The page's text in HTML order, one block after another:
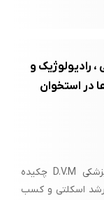
اطراف دندان و یا در
کاهش شدید استروژن
تخریب استخوان و
استفاده قرار می‌گرفت
، رادیولوژیک و
در استخوان
پایان نامه برای دریافت دکتری عمومی دامپزشکی D.V.M چکیده
رشد اسکلتی و کسب